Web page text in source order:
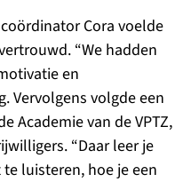
Cora voelde
“We hadden
en
Vervolgens volgde een
Academie van de VPTZ,
“Daar leer je
luisteren, hoe je een